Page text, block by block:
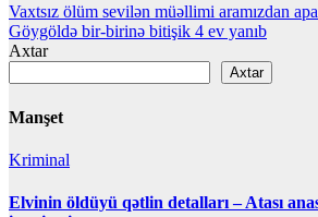
Yazı
naviqasiyası
Vaxtsız ölüm sevilən müəllimi aramızdan
Göygöldə bir-birinə bitişik 4 ev yanıb
Axtar
Axtar
Manşet
Kriminal
Elvinin öldüyü qətlin detalları – Atası